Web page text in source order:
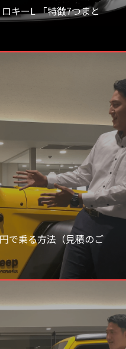
キーL 「特徴7つまと
で乗る方法（見積のご